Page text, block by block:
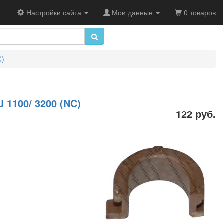
Настройки сайта Мои данные 0 товаров
3200 (NC)
122 руб.